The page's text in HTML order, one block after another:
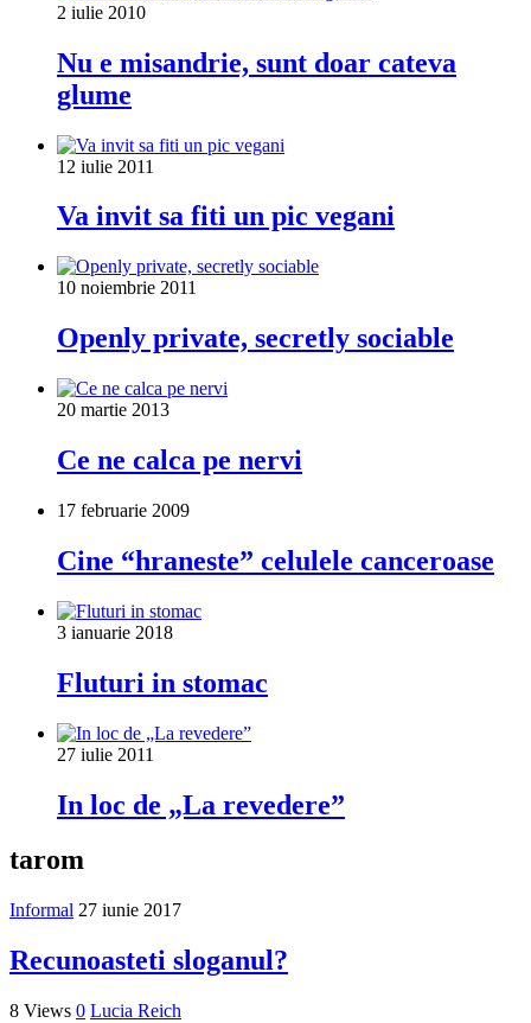
2 iulie 2010
Nu e misandrie, sunt doar cateva
glume
12 iulie 2011
Va invit sa fiti un pic vegani
10 noiembrie 2011
Openly private, secretly sociable
20 martie 2013
Ce ne calca pe nervi
17 februarie 2009
Cine “hraneste” celulele canceroase
3 ianuarie 2018
Fluturi in stomac
27 iulie 2011
In loc de „La revedere”
tarom
Informal 27 iunie 2017
Recunoasteti sloganul?
8 Views 0 Lucia Reich